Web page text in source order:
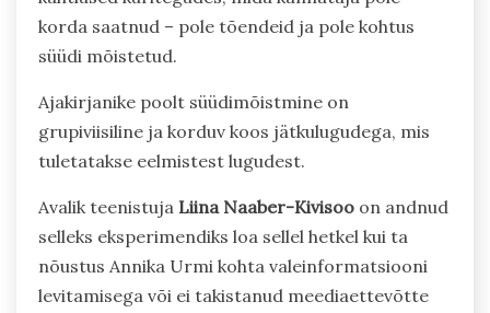
korda saatnud – pole tõendeid ja pole kohtus
süüdi mõistetud.
Ajakirjanike poolt süüdimõistmine on
grupiviisiline ja korduv koos jätkulugudega, mis
tuletatakse eelmistest lugudest.
Avalik teenistuja Liina Naaber-Kivisoo on andnud
selleks eksperimendiks loa sellel hetkel kui ta
nõustus Annika Urmi kohta valeinformatsiooni
levitamisega või ei takistanud meediaettevõtte